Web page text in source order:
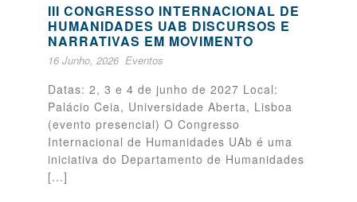
III CONGRESSO INTERNACIONAL DE
HUMANIDADES UAB DISCURSOS E
NARRATIVAS EM MOVIMENTO
16 Junho, 2026 Eventos
Datas: 2, 3 e 4 de junho de 2027 Local:
Palácio Ceia, Universidade Aberta, Lisboa
(evento presencial) O Congresso
Internacional de Humanidades UAb é uma
iniciativa do Departamento de Humanidades
[...]